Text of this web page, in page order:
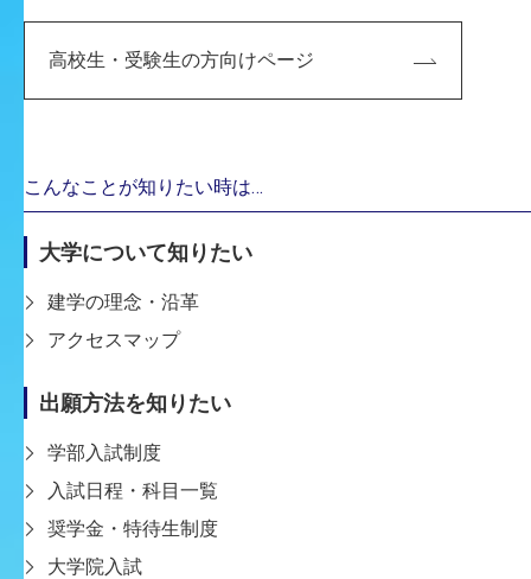
高校生・受験生の方向けページ
こんなことが知りたい時は…
大学について知りたい
建学の理念・沿革
アクセスマップ
出願方法を知りたい
学部入試制度
入試日程・科目一覧
奨学金・特待生制度
大学院入試
【テレビ番組出演のお知らせ】志茂浩和教授が
「関西トレンド最前線 ツギ推し!」に出演します。
2026/1/30（金）に、志茂浩和教授が、NHKの番組「関
西トレンド最前線 ツギ推し!」に出演します。番組内の
特集コーナーでは、関西発のホラーコンテンツ制作者や
注目スポットが紹介されます。その中で、最新のお化け
基礎教育センター